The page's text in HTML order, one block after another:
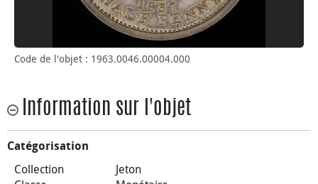
Code de l'objet : 1963.0046.00004.000
Information sur l'objet
Catégorisation
Collection
Jeton